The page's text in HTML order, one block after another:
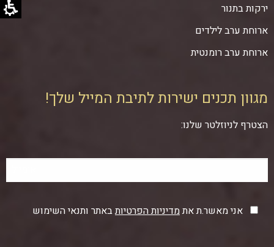
ירקות בתנור
ארוחת ערב לילדים
ארוחת ערב רומנטית
מגוון תכנים ישירות לתיבת המייל שלך!
הצטרף לניוזלטר שלנו:
אני מאשר.ת אתמדיניות הפרטיותבאתר ותנאי השימוש